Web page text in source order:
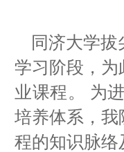
同济大学拔
学习阶段 ，
业课程。 为
培养体系，我
程的知识脉